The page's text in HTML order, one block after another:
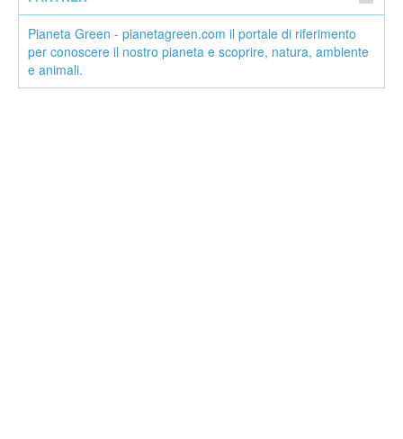
Pianeta Green - pianetagreen.com il portale di riferimento
per conoscere il nostro pianeta e scoprire, natura, ambiente
e animali.